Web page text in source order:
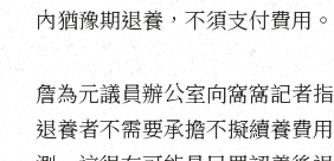
內猶豫期退養，不須支付費用。
詹為元議員辦公室向窩窩記者
退養者不需要承擔不擬續養費